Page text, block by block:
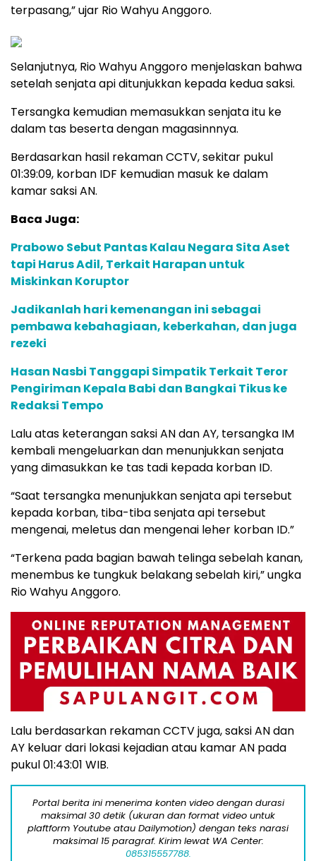
terpasang,” ujar Rio Wahyu Anggoro.
Selanjutnya, Rio Wahyu Anggoro menjelaskan bahwa
setelah senjata api ditunjukkan kepada kedua saksi.
Tersangka kemudian memasukkan senjata itu ke
dalam tas beserta dengan magasinnnya.
Berdasarkan hasil rekaman CCTV, sekitar pukul
01:39:09, korban IDF kemudian masuk ke dalam
kamar saksi AN.
Baca Juga:
Prabowo Sebut Pantas Kalau Negara Sita Aset
tapi Harus Adil, Terkait Harapan untuk
Miskinkan Koruptor
Jadikanlah hari kemenangan ini sebagai
pembawa kebahagiaan, keberkahan, dan juga
rezeki
Hasan Nasbi Tanggapi Simpatik Terkait Teror
Pengiriman Kepala Babi dan Bangkai Tikus ke
Redaksi Tempo
Lalu atas keterangan saksi AN dan AY, tersangka IM
kembali mengeluarkan dan menunjukkan senjata
yang dimasukkan ke tas tadi kepada korban ID.
“Saat tersangka menunjukkan senjata api tersebut
kepada korban, tiba-tiba senjata api tersebut
mengenai, meletus dan mengenai leher korban ID.”
“Terkena pada bagian bawah telinga sebelah kanan,
menembus ke tungkuk belakang sebelah kiri,” ungka
Rio Wahyu Anggoro.
Lalu berdasarkan rekaman CCTV juga, saksi AN dan
AY keluar dari lokasi kejadian atau kamar AN pada
pukul 01:43:01 WIB.
Portal berita ini menerima konten video dengan durasi
maksimal 30 detik (ukuran dan format video untuk
plaftform Youtube atau Dailymotion) dengan teks narasi
maksimal 15 paragraf. Kirim lewat WA Center:
085315557788.